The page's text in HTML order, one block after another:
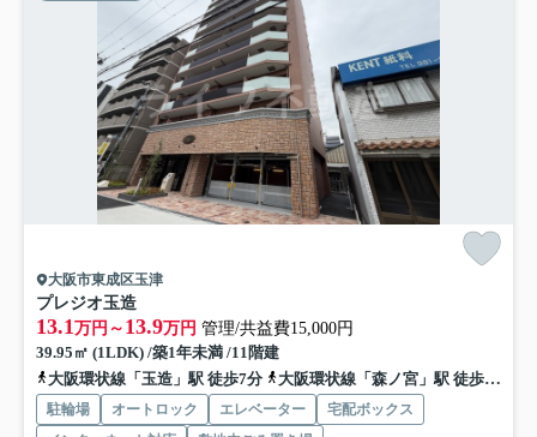
大阪市東成区玉津
プレジオ玉造
13.1 万円～ 13.9万円 管理/共益費15,000円
39.95㎡ (1LDK) /築1年未満 /11階建
大阪環状線「玉造」駅 徒歩7分
大阪環状線「森ノ宮」駅 徒歩14分
駐輪場 オートロック エレベーター
宅配ボックス